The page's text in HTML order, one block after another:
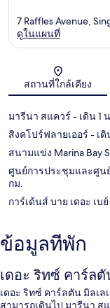
7 Raffles Avenue,
ดูในแผนที่
สถานที่ใกล้เคียง
มารีนา สแควร์ - เดิน 1
สิงคโปร์ฟลายเออร์ - เ
สนามแข่ง Marina Bay
ศูนย์การประชุมและศูน
กม.
การ์เด้นส์ บาย เดอะ เบย์
ข้อมูลที่พัก
เดอะ ริทซ์ คาร์ล
เดอะ ริทซ์ คาร์ลตัน มิลเ
สามารถเดินไป มารีนา ส